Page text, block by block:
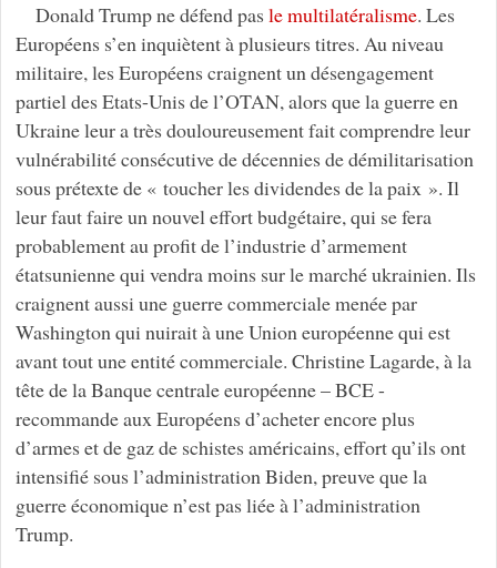
Donald Trump ne défend pas le multilatéralisme. Les
Européens s’en inquiètent à plusieurs titres. Au niveau
militaire, les Européens craignent un désengagement
partiel des Etats-Unis de l’OTAN, alors que la guerre en
Ukraine leur a très douloureusement fait comprendre leur
vulnérabilité consécutive de décennies de démilitarisation
sous prétexte de « toucher les dividendes de la paix ». Il
leur faut faire un nouvel effort budgétaire, qui se fera
probablement au profit de l’industrie d’armement
étatsunienne qui vendra moins sur le marché ukrainien. Ils
craignent aussi une guerre commerciale menée par
Washington qui nuirait à une Union européenne qui est
avant tout une entité commerciale. Christine Lagarde, à la
tête de la Banque centrale européenne – BCE -
recommande aux Européens d’acheter encore plus
d’armes et de gaz de schistes américains, effort qu’ils ont
intensifié sous l’administration Biden, preuve que la
guerre économique n’est pas liée à l’administration
Trump.